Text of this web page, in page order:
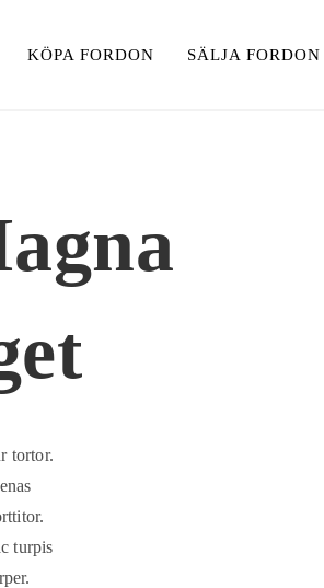
KÖPA FORDON SÄLJA FORDON
tortor.
turpis